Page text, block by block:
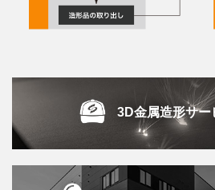
3D金属造形サー